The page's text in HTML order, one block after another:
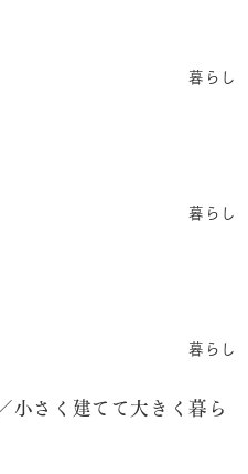
暮らし
暮らし
暮らし
小さく建てて大きく暮ら